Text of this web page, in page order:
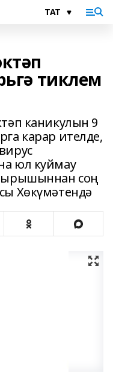
тиклем
каникулын 9
карар ителде,
юл куймау
соң
Хөкүмәтендә